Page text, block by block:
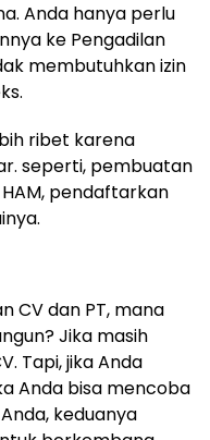
Anda hanya perlu
ke Pengadilan
membutuhkan izin
ribet karena
seperti, pembuatan
pendaftarkan
CV dan PT, mana
Jika masih
Tapi, jika Anda
Anda bisa mencoba
keduanya